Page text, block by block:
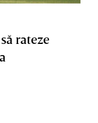
rateze